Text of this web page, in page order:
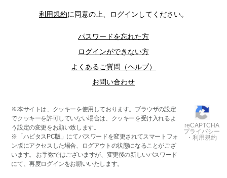
利用規約に同意の上、ログインしてください。
パスワードを忘れた方
ログインができない方
よくあるご質問（ヘルプ）
お問い合わせ
※本サイトは、クッキーを使用しております。ブラウザの設定
でクッキーを許可していない場合は、クッキーを受け入れるよ
う設定の変更をお願い致します。
※「ハピタスPC版」にてパスワードを変更されてスマートフォ
ン版にアクセスした場合、ログアウトの状態になることがござ
います。 お手数ではございますが、変更後の新しいパスワード
にて、再度ログインをお願いいたします。
reCAPTCHA
プライバシー
・利用規約